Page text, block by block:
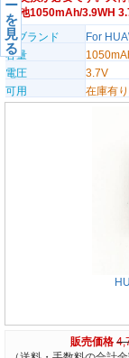
ー
を
見
る
電池1050mAh/3.9WH
のブランド
For
容量
電圧
3.7V
可用
在庫有り
販売価格